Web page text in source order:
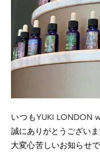
いつもYUKI LONDON
誠にありがとうございま
大変心苦しいお知らせ